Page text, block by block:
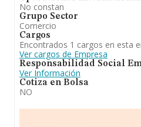
No constan
Grupo Sector
Comercio
Cargos
Encontrados 1 cargos en esta
Ver cargos de Empresa
Responsabilidad Social
Ver Información
Cotiza en Bolsa
NO